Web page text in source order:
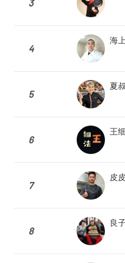
3
4
海
5
夏
6
王
7
皮
8
良